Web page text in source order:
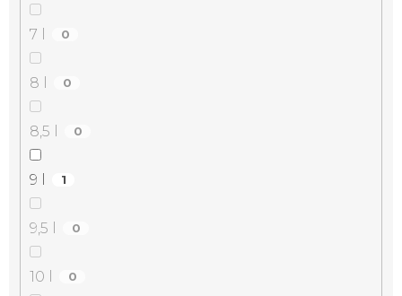
7 l 0
8 l 0
8,5 l 0
9 l 1
9,5 l 0
10 l 0